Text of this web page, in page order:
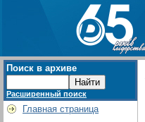
Поиск в архиве
Расширенный поиск
Главная страница